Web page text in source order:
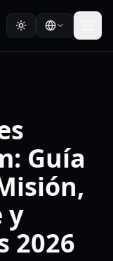
Guía
y
2026